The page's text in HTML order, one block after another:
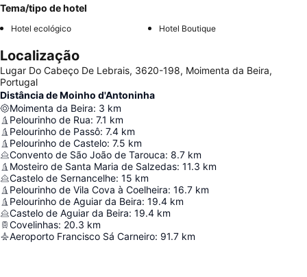
Tema/tipo de hotel
Hotel ecológico Hotel Boutique
Localização
Lugar Do Cabeço De Lebrais, 3620-198, Moimenta da Beira,
Portugal
Distância de Moinho d'Antoninha
Moimenta da Beira: 3 km
Pelourinho de Rua: 7.1 km
Pelourinho de Passô: 7.4 km
Pelourinho de Castelo: 7.5 km
Convento de São João de Tarouca: 8.7 km
Mosteiro de Santa Maria de Salzedas: 11.3 km
Castelo de Sernancelhe: 15 km
Pelourinho de Vila Cova à Coelheira: 16.7 km
Pelourinho de Aguiar da Beira: 19.4 km
Castelo de Aguiar da Beira: 19.4 km
Covelinhas: 20.3 km
Aeroporto Francisco Sá Carneiro: 91.7 km